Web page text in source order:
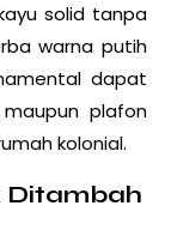
solid tanpa
warna putih
dapat
plafon
kolonial.
Ditambah